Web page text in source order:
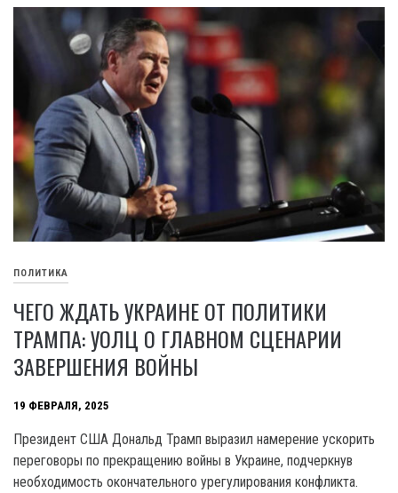
ПОЛИТИКА
ЧЕГО ЖДАТЬ УКРАИНЕ ОТ ПОЛИТИКИ
ТРАМПА: УОЛЦ О ГЛАВНОМ СЦЕНАРИИ
ЗАВЕРШЕНИЯ ВОЙНЫ
19 ФЕВРАЛЯ, 2025
Президент США Дональд Трамп выразил намерение ускорить
переговоры по прекращению войны в Украине, подчеркнув
необходимость окончательного урегулирования конфликта.